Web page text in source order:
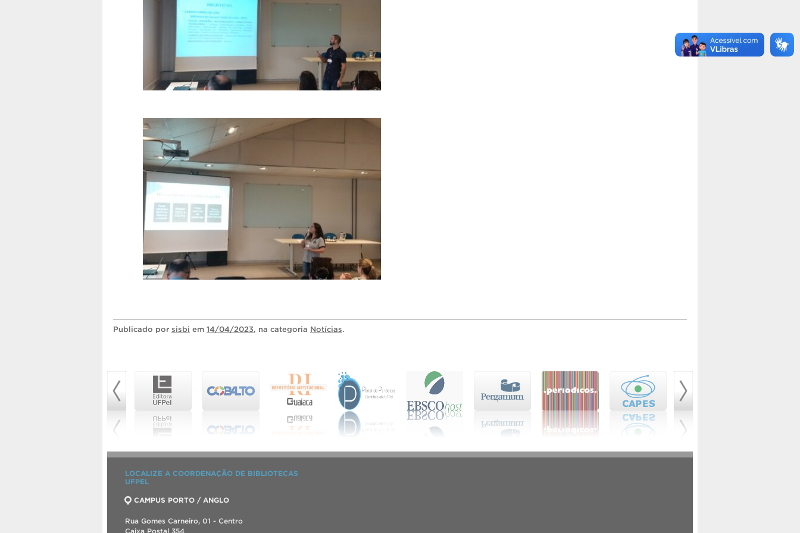
Publicado por sisbi em 14/04/2023, na categoria Notícias.
LOCALIZE A COORDENAÇÃO DE BIBLIOTECAS
UFPEL
CAMPUS PORTO / ANGLO
Rua Gomes Carneiro, 01 - Centro
Caixa Postal 354